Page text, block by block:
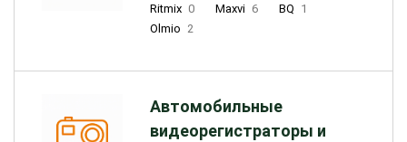
Ritmix 0 Maxvi 6 BQ 1
Olmio 2
Автомобильные
видеорегистраторы и